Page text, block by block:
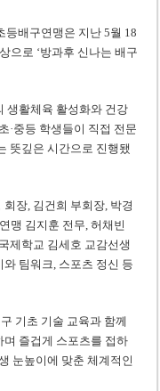
등배구연맹은 지난 5월 18
으로 ‘방과후 신나는 배구
생활체육 활성화와 건강
·중등 학생들이 직접 전문
뜻깊은 시간으로 진행됐
장, 김건희 부회장, 박경
맹 김지훈 전무, 허채빈
제학교 김세호 교감선생
팀워크, 스포츠 정신 등
기초 기술 교육과 함께
즐겁게 스포츠를 접하
눈높이에 맞춘 체계적인